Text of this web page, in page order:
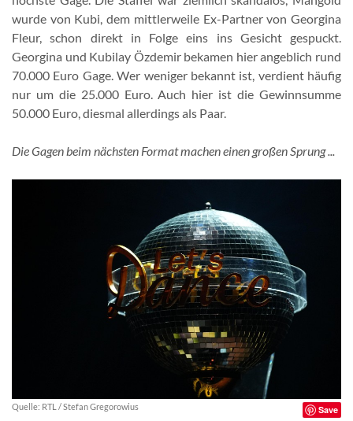
wurde von Kubi, dem mittlerweile Ex-Partner von Georgina
Fleur, schon direkt in Folge eins ins Gesicht gespuckt.
Georgina und Kubilay Özdemir bekamen hier angeblich rund
70.000 Euro Gage. Wer weniger bekannt ist, verdient häufig
nur um die 25.000 Euro. Auch hier ist die Gewinnsumme
50.000 Euro, diesmal allerdings als Paar.
Die Gagen beim nächsten Format machen einen großen Sprung ...
Quelle: RTL / Stefan Gregorowius Save